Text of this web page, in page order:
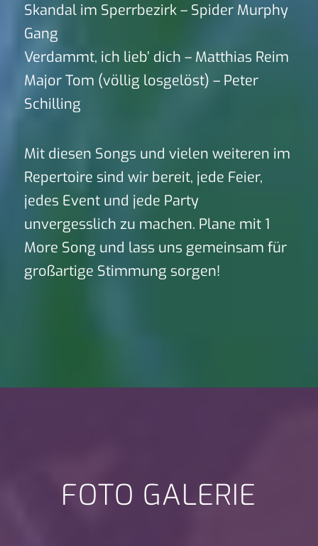
Skandal im Sperrbezirk – Spider Murphy
Gang
Verdammt, ich lieb’ dich – Matthias Reim
Major Tom (völlig losgelöst) – Peter
Schilling
Mit diesen Songs und vielen weiteren im
Repertoire sind wir bereit, jede Feier,
jedes Event und jede Party
unvergesslich zu machen. Plane mit 1
More Song und lass uns gemeinsam für
großartige Stimmung sorgen!
FOTO GALERIE